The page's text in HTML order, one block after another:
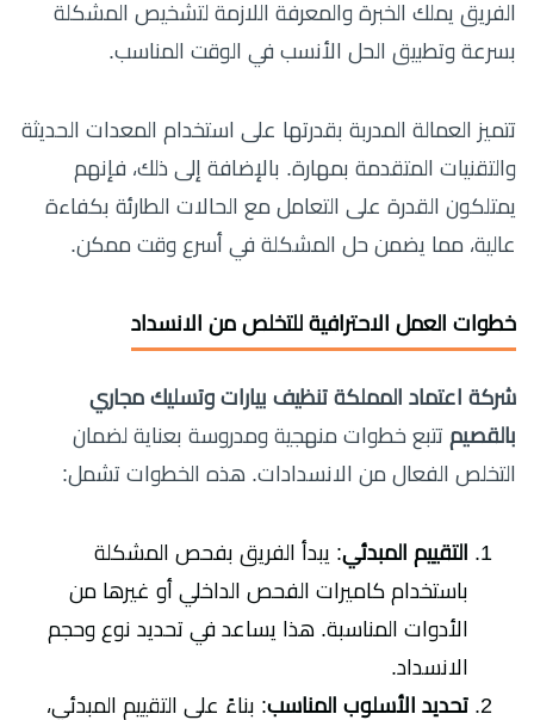
الفريق يملك الخبرة والمعرفة اللازمة لتشخيص المشكلة
بسرعة وتطبيق الحل الأنسب في الوقت المناسب.
تتميز العمالة المدربة بقدرتها على استخدام المعدات الحديثة
والتقنيات المتقدمة بمهارة. بالإضافة إلى ذلك، فإنهم
يمتلكون القدرة على التعامل مع الحالات الطارئة بكفاءة
عالية، مما يضمن حل المشكلة في أسرع وقت ممكن.
خطوات العمل الاحترافية للتخلص من الانسداد
شركة اعتماد المملكة تنظيف بيارات وتسليك مجاري
بالقصيم تتبع خطوات منهجية ومدروسة بعناية لضمان
التخلص الفعال من الانسدادات. هذه الخطوات تشمل:
التقييم المبدئي: يبدأ الفريق بفحص المشكلة
باستخدام كاميرات الفحص الداخلي أو غيرها من
الأدوات المناسبة. هذا يساعد في تحديد نوع وحجم
الانسداد.
تحديد الأسلوب المناسب: بناءً على التقييم المبدئي،